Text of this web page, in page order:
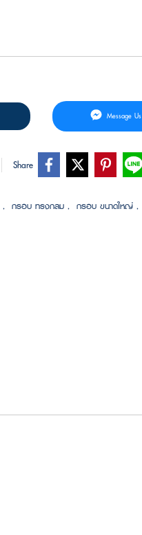
Message Us
Share
, กรอบ ทรงกลม , กรอบ ขนาดใหญ่ ,